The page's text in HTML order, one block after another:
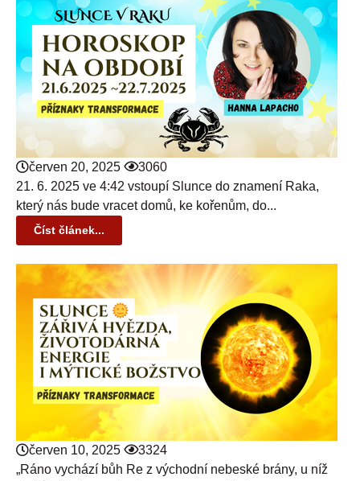
červen 20, 2025
3060
21. 6. 2025 ve 4:42 vstoupí Slunce do znamení Raka,
který nás bude vracet domů, ke kořenům, do...
Číst článek...
červen 10, 2025
3324
„Ráno vychází bůh Re z východní nebeské brány, u níž